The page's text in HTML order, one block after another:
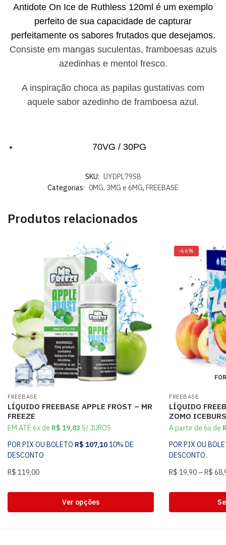
Antidote On Ice de Ruthless 120ml é um exemplo
perfeito de sua capacidade de capturar
perfeitamente os sabores frutados que desejamos.
Consiste em mangas suculentas, framboesas azuis
azedinhas e mentol fresco.
A inspiração choca as papilas gustativas com
aquele sabor azedinho de framboesa azul.
70VG / 30PG
SKU: UYDPL79S8
Categorias: 0MG, 3MG e 6MG, FREEBASE
Produtos relacionados
FREEBASE
LÍQUIDO FREEBASE APPLE FROST – MR
FREEZE
EM ATÉ 6x de R$ 19,83 S/ JUROS
POR PIX OU BOLETO R$ 107,1010% DE
DESCONTO
R$ 119,00
Ver opções
-66%
FREEBASE
LÍQUIDO
ZOMO
A partir de 6x de
POR PIX OU
DESCONTO
R$ 19,90 – R$